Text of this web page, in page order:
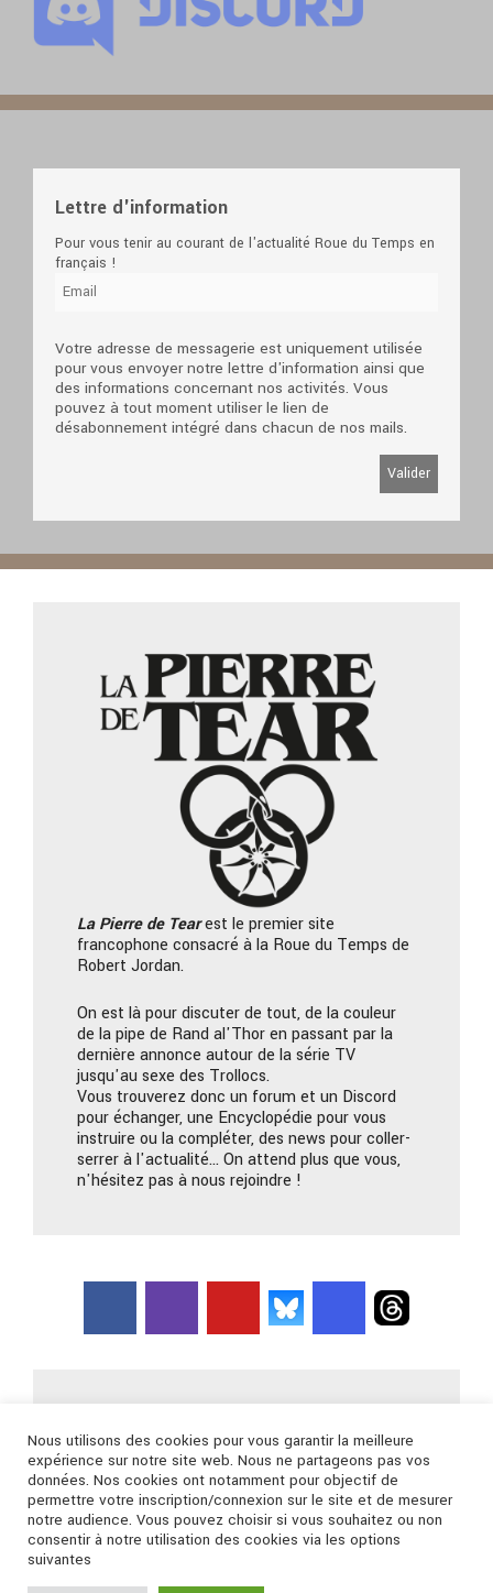
Lettre d'information
Pour vous tenir au courant de l'actualité Roue du Temps en
français !
Votre adresse de messagerie est uniquement utilisée
pour vous envoyer notre lettre d'information ainsi que
des informations concernant nos activités. Vous
pouvez à tout moment utiliser le lien de
désabonnement intégré dans chacun de nos mails.
La Pierrede Tearest le premier site
francophone consacré à la Roue du Temps de
Robert Jordan.
On est là pour discuter de tout, de la couleur
de la pipe de Rand al'Thor en passant par la
dernière annonce autour de la série TV
jusqu'au sexe des Trollocs.
Vous trouverez donc un forum et un Discord
pour échanger, une Encyclopédie pour vous
instruire ou la compléter, des news pour coller-
serrer à l'actualité… On attend plus que vous,
n'hésitez pas à nous rejoindre !
Connexion
Nous utilisons des cookies pour vous garantir la meilleure
expérience sur notre site web. Nous ne partageons pas vos
données. Nos cookies ont notamment pour objectif de
permettre votre inscription/connexion sur le site et de mesurer
notre audience. Vous pouvez choisir si vous souhaitez ou non
consentir à notre utilisation des cookies via les options
suivantes